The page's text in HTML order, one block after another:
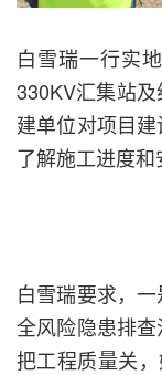
白雪瑞一行实
330KV汇集站
建单位对项目
了解施工进度和
白雪瑞要求，
全风险隐患排
把工程质量关